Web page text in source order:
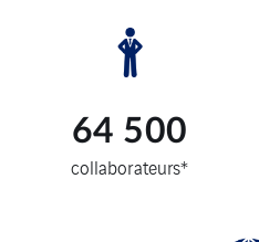
64 500
collaborateurs*